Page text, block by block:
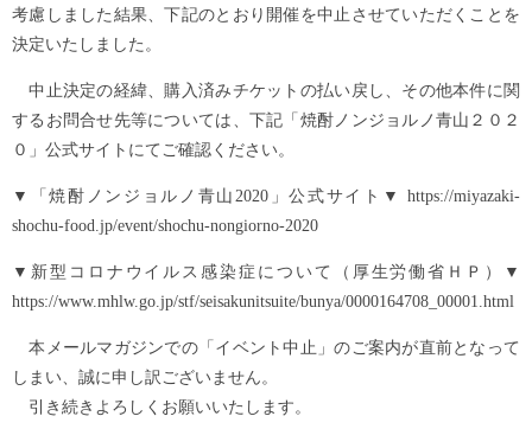
考慮しました結果、下記のとおり開催を中止させていただくことを
決定いたしました。
中止決定の経緯、購入済みチケットの払い戻し、その他本件に関
するお問合せ先等については、下記「焼酎ノンジョルノ青山２０２
０」公式サイトにてご確認ください。
▼「焼酎ノンジョルノ青山2020」公式サイト▼ https://miyazaki-
shochu-food.jp/event/shochu-nongiorno-2020
▼新型コロナウイルス感染症について（厚生労働省ＨＰ）▼
https://www.mhlw.go.jp/stf/seisakunitsuite/bunya/0000164708_00001.html
本メールマガジンでの「イベント中止」のご案内が直前となって
しまい、誠に申し訳ございません。
引き続きよろしくお願いいたします。